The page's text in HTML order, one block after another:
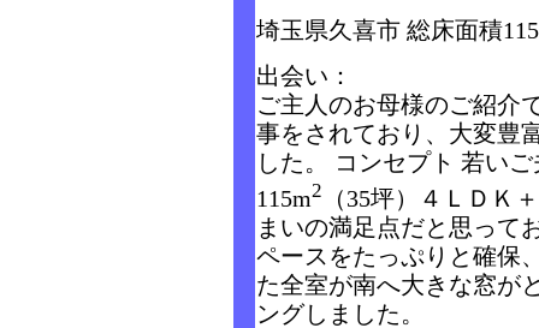
埼玉県久喜市 総床面積
出会い：
ご主人のお母様のご紹介
事をされており、大変豊
した。 コンセプト 若い
115m2
（35坪）４ＬＤＫ
まいの満足点だと思って
ペースをたっぷりと確保
た全室が南へ大きな窓が
ングしました。